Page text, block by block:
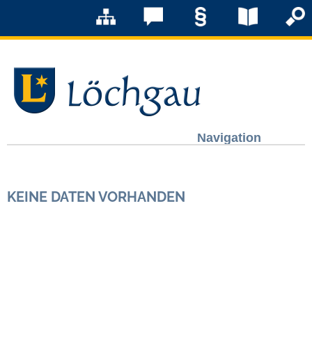
Navigation
Grußwort Bürgermeister
KEINE DATEN VORHANDEN